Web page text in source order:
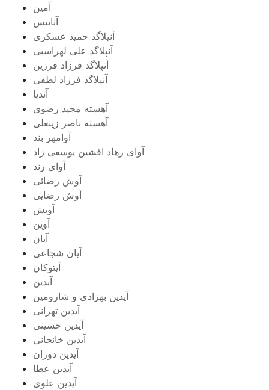
آمین
آناییس
آنپلاگد حمید عسکری
آنپلاگد علی لهراسبی
آنپلاگد فرزاد فرزین
آنپلاگد فرزاد لطفی
آندیا
آهسته مجید رضوی
آهسته ناصر زینعلی
آوامهر بند
آوای رهاد افشین یوسفی زاد
آوای زند
آوش رضائی
آوش رضایی
آویش
آوین
آیان
آیان شجاعی
آیتوکان
آیدین
آیدین بهزادی و شارومین
آیدین تهرانی
آیدین حسینی
آیدین خانجانی
آیدین دوران
آیدین عطا
آیدین علوی